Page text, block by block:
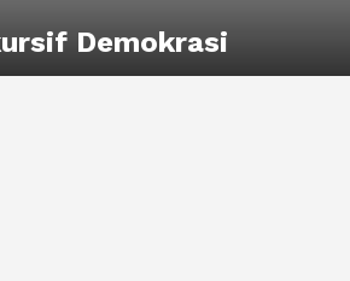
Demokrasi